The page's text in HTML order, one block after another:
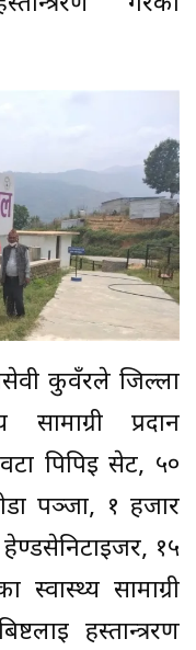
कुवँरले जिल्ला
प्रदान
पिपिई सेट, ५०
पञ्जा, १ हजार
१५
सामाग्री
हस्तान्त्ररण